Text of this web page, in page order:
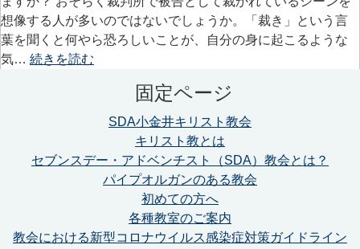
想像する人が多いのではないでしょうか。「裁き」という言
葉を聞くと何やら恐ろしいことが、自分の身に起こるような
気… 続きを読む
固定ページ
SDA小金井キリスト教会
キリスト教とは
セブンスデー・アドベンチスト（SDA）教会とは？
パイプオルガンのある教会
初めての方へ
各種教室のご案内
教会における新型コロナウイルス感染症対策ガイドライン